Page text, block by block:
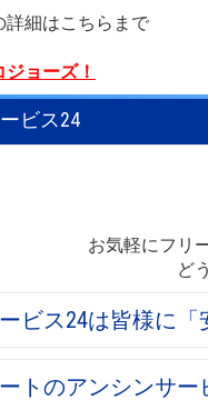
詳細はこちらまで
ョーズ！
ビス24
お気軽にフリ
ど
ビス24は皆様に「
トのアンシンサー